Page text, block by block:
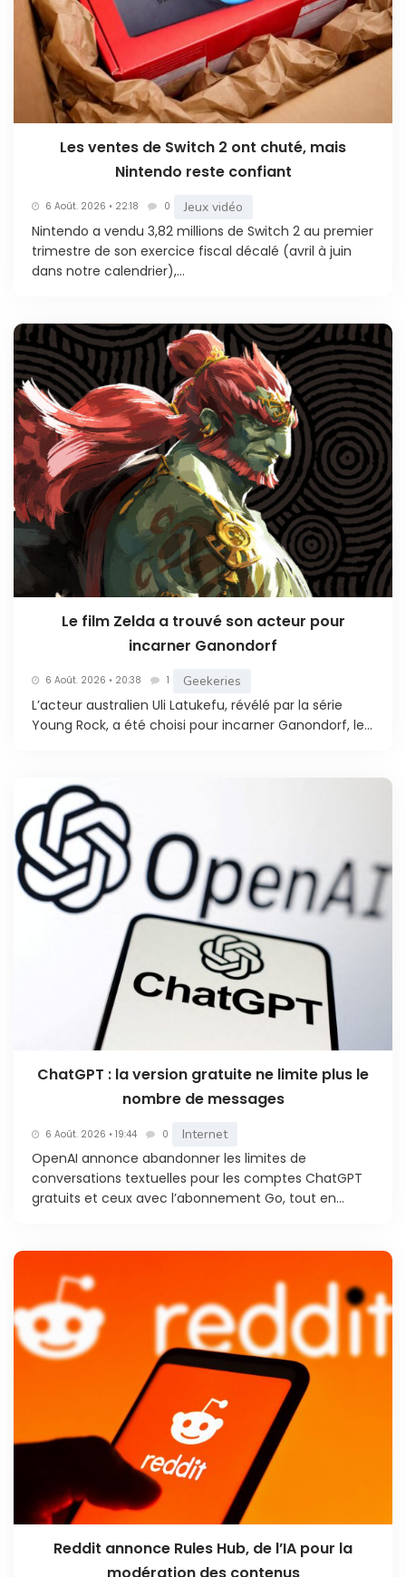
Les ventes de Switch 2 ont chuté, mais
Nintendo reste confiant
6 Août. 2026 • 22:18 0 Jeux vidéo
Nintendo a vendu 3,82 millions de Switch 2 au premier
trimestre de son exercice fiscal décalé (avril à juin
dans notre calendrier),...
Le film Zelda a trouvé son acteur pour
incarner Ganondorf
6 Août. 2026 • 20:38 1 Geekeries
L’acteur australien Uli Latukefu, révélé par la série
Young Rock, a été choisi pour incarner Ganondorf, le...
ChatGPT : la version gratuite ne limite plus le
nombre de messages
6 Août. 2026 • 19:44 0 Internet
OpenAI annonce abandonner les limites de
conversations textuelles pour les comptes ChatGPT
gratuits et ceux avec l’abonnement Go, tout en...
Reddit annonce Rules Hub, de l’IA pour la